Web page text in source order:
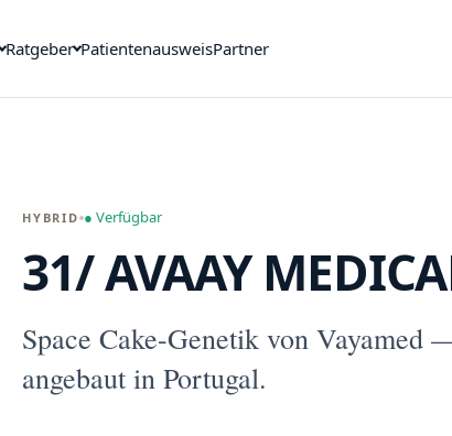
Ratgeber PatientenausweisPartner
HYBRID ● Verfügbar
31/ AVAAY
Space Cake-Genetik von Vayamed
angebaut in Portugal.